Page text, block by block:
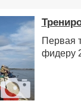
Первая
фидеру